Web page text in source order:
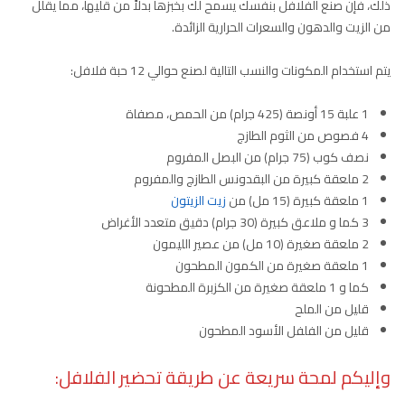
ذلك، فإن صنع الفلافل بنفسك يسمح لك بخبزها بدلاً من قليها، مما يقلل
من الزيت والدهون والسعرات الحرارية الزائدة.
يتم استخدام المكونات والنسب التالية لصنع حوالي 12 حبة فلافل:
1 علبة 15 أونصة (425 جرام) من الحمص، مصفاة
4 فصوص من الثوم الطازج
نصف كوب (75 جرام) من البصل المفروم
2 ملعقة كبيرة من البقدونس الطازج والمفروم
1 ملعقة كبيرة (15 مل) من
زيت الزيتون
3 كما و ملاعق كبيرة (30 جرام) دقيق متعدد الأغراض
2 ملعقة صغيرة (10 مل) من عصير الليمون
1 ملعقة صغيرة من الكمون المطحون
كما و 1 ملعقة صغيرة من الكزبرة المطحونة
قليل من الملح
قليل من الفلفل الأسود المطحون
وإليكم لمحة سريعة عن طريقة تحضير الفلافل: